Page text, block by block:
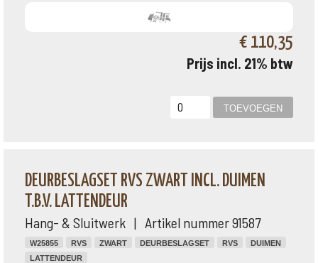
€ 110,35
Prijs incl. 21% btw
DEURBESLAGSET RVS ZWART INCL. DUIMEN
T.B.V. LATTENDEUR
Hang- & Sluitwerk | Artikel nummer 91587
W25855 RVS ZWART DEURBESLAGSET RVS
DUIMEN
LATTENDEUR